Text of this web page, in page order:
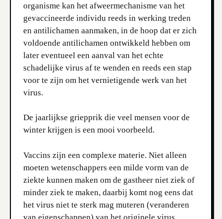
organisme kan het afweermechanisme van het
gevaccineerde individu reeds in werking treden
en antilichamen aanmaken, in de hoop dat er zich
voldoende antilichamen ontwikkeld hebben om
later eventueel een aanval van het echte
schadelijke virus af te wenden en reeds een stap
voor te zijn om het vernietigende werk van het
virus.
De jaarlijkse griepprik die veel mensen voor de
winter krijgen is een mooi voorbeeld.
Vaccins zijn een complexe materie. Niet alleen
moeten wetenschappers een milde vorm van de
ziekte kunnen maken om de gastheer niet ziek of
minder ziek te maken, daarbij komt nog eens dat
het virus niet te sterk mag muteren (veranderen
van eigenschappen) van het originele virus